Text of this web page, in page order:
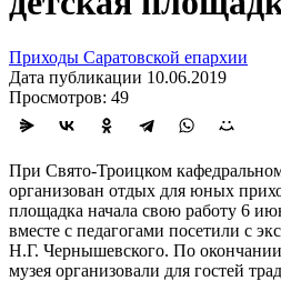
Приходы Саратовской епархии
Дата публикации 10.06.2019
Просмотров: 49
При Свято-Троицком
организован отдых для юных
площадка начала свою работу 6
вместе с педагогами посетили с
Н.Г. Чернышевского. По
музея организовали для гостей